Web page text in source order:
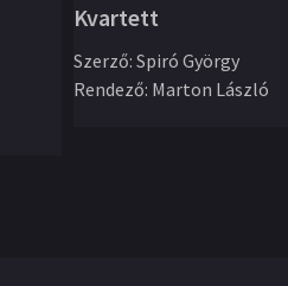
Kvartett
Szerző: Spiró György
Rendező: Marton László